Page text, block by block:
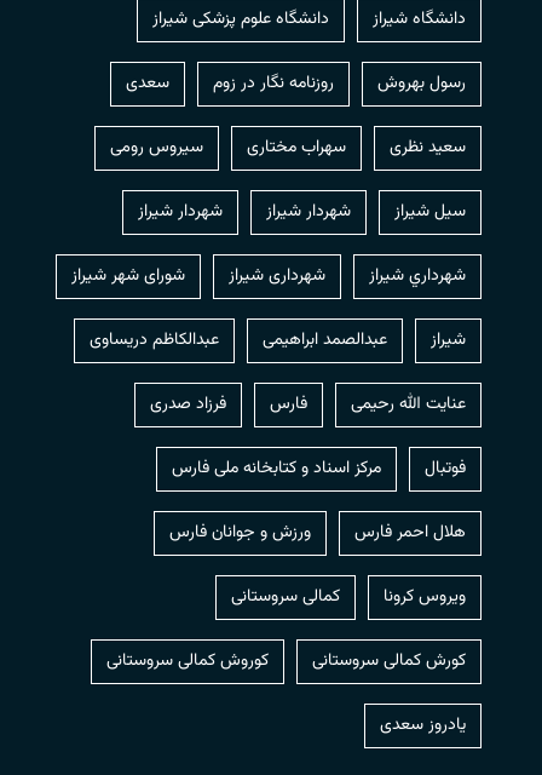
دانشگاه شیراز دانشگاه علوم پزشکی شیراز
رسول بهروش روزنامه نگار در زوم سعدی
سعید نظری سهراب مختاری سیروس رومی
سیل شیراز شهردار شيراز شهردار شیراز
شهرداري شيراز شهرداری شیراز شورای شهر شیراز
شیراز عبدالصمد ابراهیمی عبدالکاظم دریساوی
عنایت الله رحیمی فارس فرزاد صدری
فوتبال مرکز اسناد و کتابخانه ملی فارس
هلال احمر فارس ورزش و جوانان فارس
ویروس کرونا کمالی سروستانی
کورش کمالی سروستانی کوروش کمالی سروستانی
یادروز سعدی